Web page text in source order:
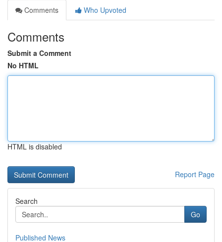
Comments
Who Upvoted
Comments
Submit a Comment
No HTML
HTML is disabled
Report Page
Search
Go
Published News